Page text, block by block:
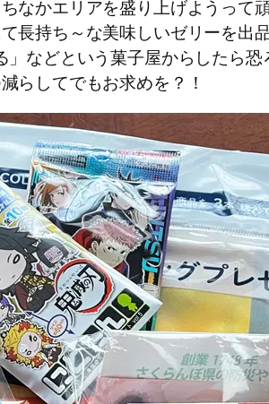
かエリアを盛り上げようって
長持ち～な美味しいゼリーを出
などという菓子屋からしたら
らしてでもお求めを？！